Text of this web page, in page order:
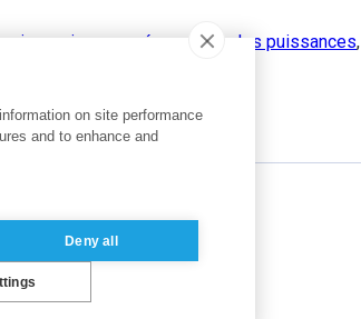
crise,union européenne grandes puissances,
on site performance
and to enhance and
Deny all